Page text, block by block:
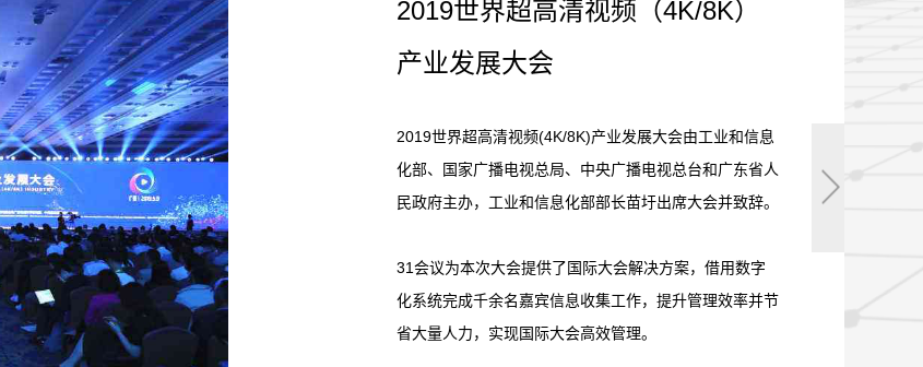
2019世界超高清视频（4K/8K）
产业发展大会
2019世界超高清视频(4K/8K)产业发展大会由工业和信息
化部、国家广播电视总局、中央广播电视总台和广东省人
民政府主办，工业和信息化部部长苗圩出席大会并致辞。
31会议为本次大会提供了国际大会解决方案，借用数字
化系统完成千余名嘉宾信息收集工作，提升管理效率并节
省大量人力，实现国际大会高效管理。